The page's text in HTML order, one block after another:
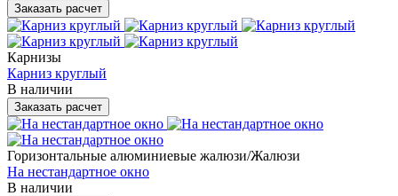
Заказать расчет
Карнизы
Карниз круглый
В наличии
Заказать расчет
Горизонтальные алюминиевые жалюзи/Жалюзи
На нестандартное окно
В наличии